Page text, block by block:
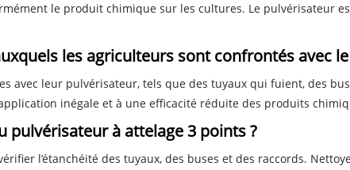
le produit chimique sur les cultures. Le pulvérisateur
les agriculteurs sont confrontés avec
avec leur pulvérisateur, tels que des tuyaux qui fuient, des
inégale et à une efficacité réduite des produits
à attelage 3 points ?
l’étanchéité des tuyaux, des buses et des raccords.